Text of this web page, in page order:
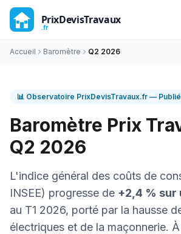
Accueil Baromètre Q2 2026
📊 Observatoire PrixDevisTravaux.fr —
Baromètre Prix
Q2 2026
L'indice général des coûts de
INSEE) progresse de +2,4 % sur
au T1 2026, porté par la hausse
électriques et de la maçonnerie.